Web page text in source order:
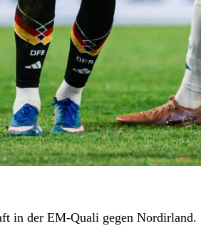
in der EM-Quali gegen Nordirland.